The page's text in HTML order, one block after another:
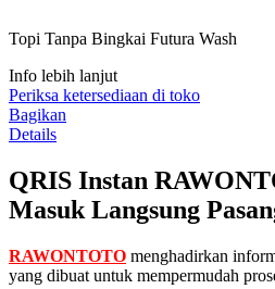
bintang,
rating
rata-
rata.
Read
13
Tautan
halaman
yang
Topi Tanpa Bingkai Futura Wash
Info lebih lanjut
Periksa ketersediaan di toko
Bagikan
Details
QRIS Instan
Masuk Langsung
RAWONTOTO menghadirkan
yang dibuat untuk mempermudah